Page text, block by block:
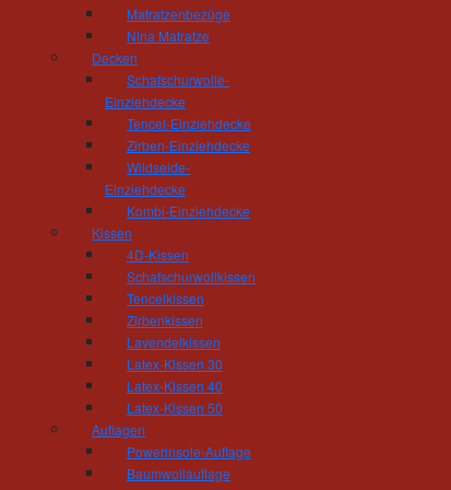
Matratzenbezüge
Nina Matratze
Decken
Schafschurwolle-
Einziehdecke
Tencel-Einziehdecke
Zirben-Einziehdecke
Wildseide-
Einziehdecke
Kombi-Einziehdecke
Kissen
4D-Kissen
Schafschurwollkissen
Tencelkissen
Zirbenkissen
Lavendelkissen
Latex-Kissen 30
Latex-Kissen 40
Latex-Kissen 50
Auflagen
Powerinsole-Auflage
Baumwollauflage
selbstverständlich. Besonders am
gestalterische Ausführung.
Tischlerei und Treppenbau Hösel
Inhaber Gert Hösel
09212 Limbach-Oberfrohna
Telefon: 03722 - 85 159
Fax: 03722 - 85 150
mail(at)tischlerei-hoesel.de
Öffnungszeiten Wohnausstellung:
Montag - Donnerstag 10.00 - 18.00 Uhr
Freitag 10:00 - 16:00 Uhr
und nach Vereinbarung